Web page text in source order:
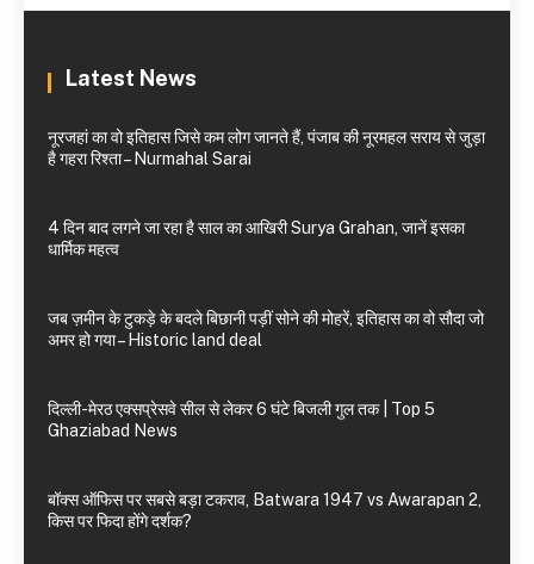
Latest News
नूरजहां का वो इतिहास जिसे कम लोग जानते हैं, पंजाब की नूरमहल सराय से जुड़ा
है गहरा रिश्ता – Nurmahal Sarai
4 दिन बाद लगने जा रहा है साल का आखिरी Surya Grahan, जानें इसका
धार्मिक महत्व
जब ज़मीन के टुकड़े के बदले बिछानी पड़ीं सोने की मोहरें, इतिहास का वो सौदा जो
अमर हो गया – Historic land deal
दिल्ली-मेरठ एक्सप्रेसवे सील से लेकर 6 घंटे बिजली गुल तक | Top 5
Ghaziabad News
बॉक्स ऑफिस पर सबसे बड़ा टकराव, Batwara 1947 vs Awarapan 2,
किस पर फिदा होंगे दर्शक?